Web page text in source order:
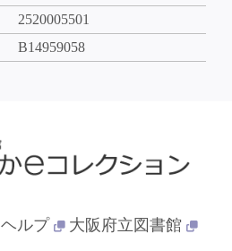
2520005501
B14959058
ヘルプ 大阪府立図書館